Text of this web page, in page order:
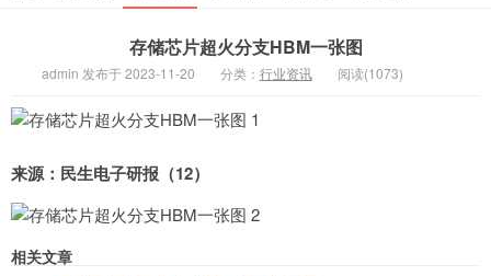
存储芯片超火分支HBM一张图
admin 发布于 2023-11-20 分类： 行业资讯 阅读(1073)
来源：民生电子研报（12）
相关文章